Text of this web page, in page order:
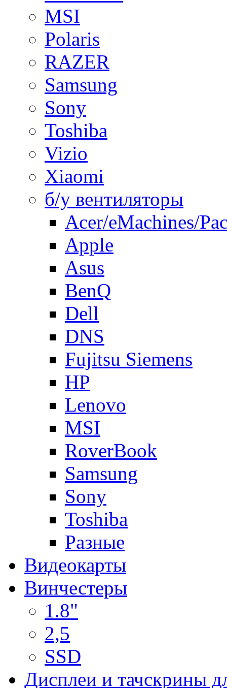
MSI
Polaris
RAZER
Samsung
Sony
Toshiba
Vizio
Xiaomi
б/у вентиляторы
Acer/eMachines/
Apple
Asus
BenQ
Dell
DNS
Fujitsu Siemens
HP
Lenovo
MSI
RoverBook
Samsung
Sony
Toshiba
Разные
Видеокарты
Винчестеры
1.8"
2,5
SSD
Дисплеи и тачскрины